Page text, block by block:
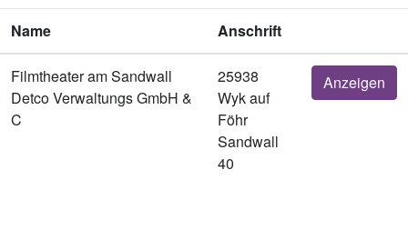
Name Anschrift
Filmtheater am Sandwall
Detco Verwaltungs GmbH &
C
25938
Wyk auf
Föhr
Sandwall
40
Anzeigen